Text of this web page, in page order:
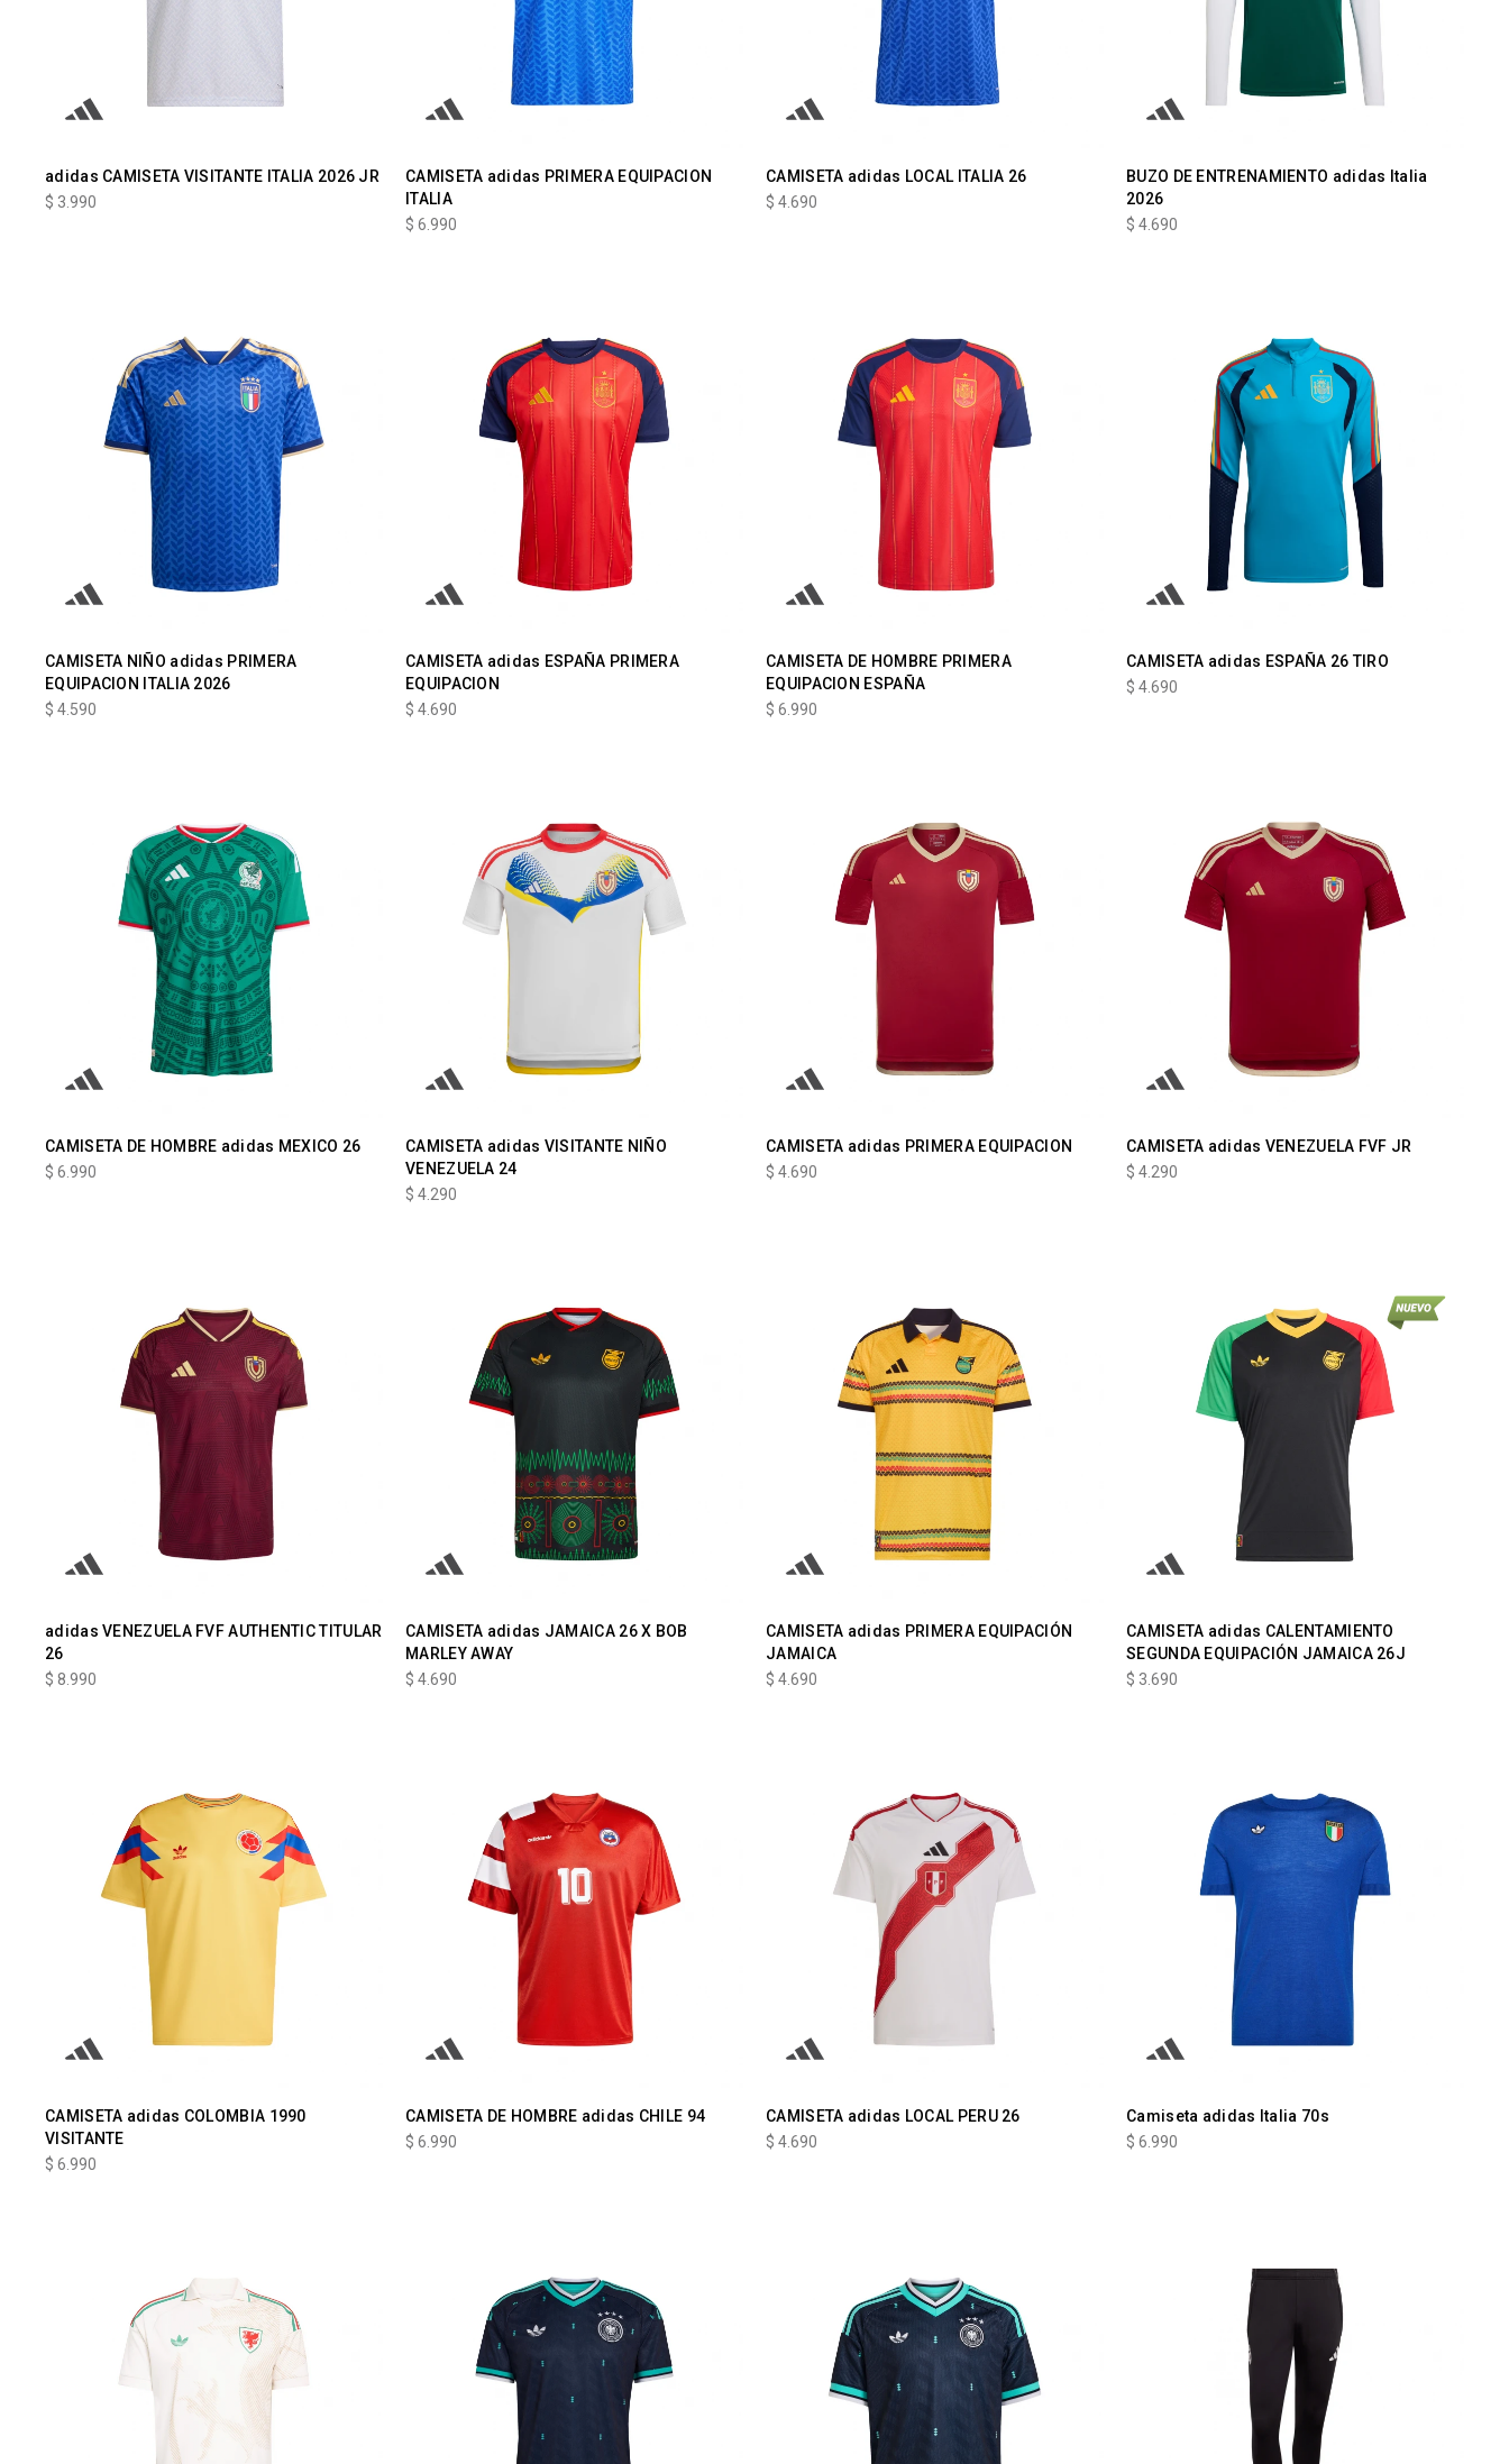
adidas CAMISETA VISITANTE ITALIA 2026 JR
$ 3.990
CAMISETA adidas PRIMERA EQUIPACION
ITALIA
$ 6.990
CAMISETA adidas LOCAL ITALIA 26
$ 4.690
BUZO DE ENTRENAMIENTO adidas Italia
2026
$ 4.690
CAMISETA NIÑO adidas PRIMERA
EQUIPACION ITALIA 2026
$ 4.590
CAMISETA adidas ESPAÑA PRIMERA
EQUIPACION
$ 4.690
CAMISETA DE HOMBRE PRIMERA
EQUIPACION ESPAÑA
$ 6.990
CAMISETA adidas ESPAÑA 26 TIRO
$ 4.690
CAMISETA DE HOMBRE adidas MEXICO 26
$ 6.990
CAMISETA adidas VISITANTE NIÑO
VENEZUELA 24
$ 4.290
CAMISETA adidas PRIMERA EQUIPACION
$ 4.690
CAMISETA adidas VENEZUELA FVF JR
$ 4.290
adidas VENEZUELA FVF AUTHENTIC TITULAR
26
$ 8.990
CAMISETA adidas JAMAICA 26 X BOB
MARLEY AWAY
$ 4.690
CAMISETA adidas PRIMERA EQUIPACIÓN
JAMAICA
$ 4.690
CAMISETA adidas CALENTAMIENTO
SEGUNDA EQUIPACIÓN JAMAICA 26J
$ 3.690
CAMISETA adidas COLOMBIA 1990
VISITANTE
$ 6.990
CAMISETA DE HOMBRE adidas CHILE 94
$ 6.990
CAMISETA adidas LOCAL PERU 26
$ 4.690
Camiseta adidas Italia 70s
$ 6.990